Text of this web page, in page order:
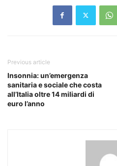
Previous article
Insonnia: un’emergenza
sanitaria e sociale che costa
all’Italia oltre 14 miliardi di
euro l’anno